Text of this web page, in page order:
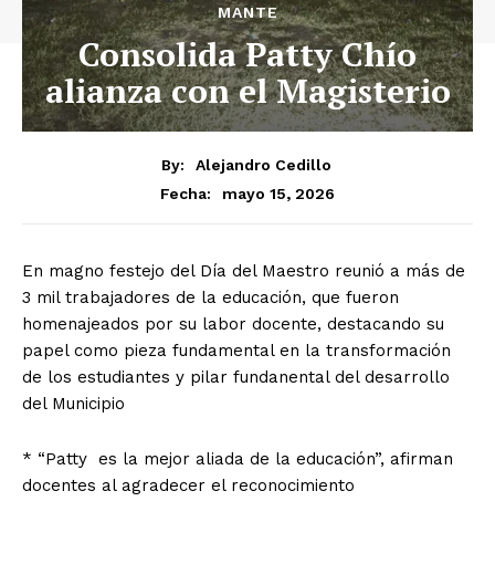
MANTE
Consolida Patty Chío
alianza con el Magisterio
By:
Alejandro Cedillo
Fecha:
mayo 15, 2026
En magno festejo del Día del Maestro reunió a más de
3 mil trabajadores de la educación, que fueron
homenajeados por su labor docente, destacando su
papel como pieza fundamental en la transformación
de los estudiantes y pilar fundanental del desarrollo
del Municipio
* “Patty es la mejor aliada de la educación”, afirman
docentes al agradecer el reconocimiento